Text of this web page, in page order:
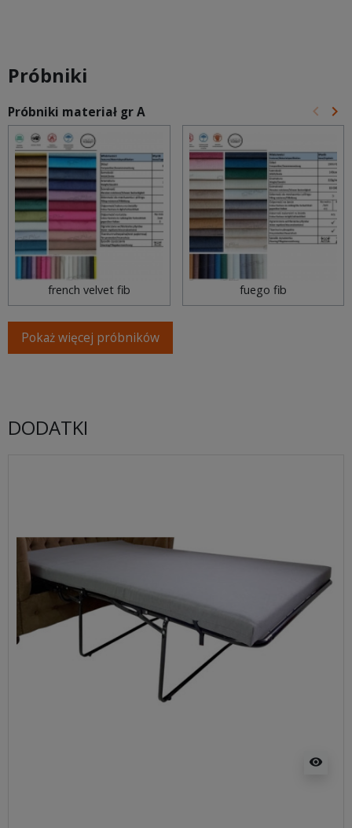
Próbniki
Próbniki materiał gr A keyboard_arrow_left keyboard_arrow_right
french velvet fib fuego fib
Pokaż więcej próbników
DODATKI
visibility